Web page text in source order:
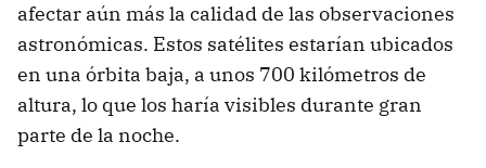
afectar aún más la calidad de las observaciones
astronómicas. Estos satélites estarían ubicados
en una órbita baja, a unos 700 kilómetros de
altura, lo que los haría visibles durante gran
parte de la noche.